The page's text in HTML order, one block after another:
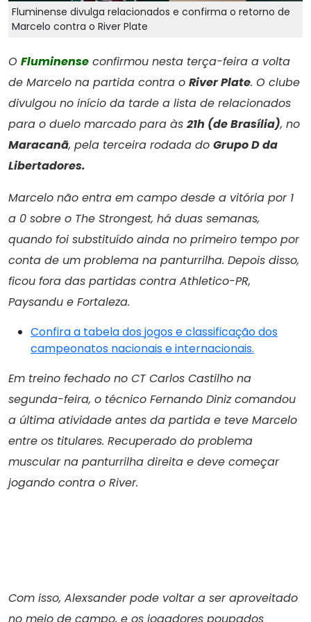
Fluminense divulga relacionados e confirma o retorno de
Marcelo contra o River Plate
O Fluminense confirmou nesta terça-feira a volta
de Marcelo na partida contra o River Plate. O clube
divulgou no início da tarde a lista de relacionados
para o duelo marcado para às 21h (de Brasília), no
Maracanã, pela terceira rodada do Grupo D da
Libertadores.
Marcelo não entra em campo desde a vitória por 1
a 0 sobre o The Strongest, há duas semanas,
quando foi substituído ainda no primeiro tempo por
conta de um problema na panturrilha. Depois disso,
ficou fora das partidas contra Athletico-PR,
Paysandu e Fortaleza.
Confira a tabela dos jogos e classificação dos
campeonatos nacionais e internacionais.
Em treino fechado no CT Carlos Castilho na
segunda-feira, o técnico Fernando Diniz comandou
a última atividade antes da partida e teve Marcelo
entre os titulares. Recuperado do problema
muscular na panturrilha direita e deve começar
jogando contra o River.
Com isso, Alexsander pode voltar a ser aproveitado
no meio de campo, e os jogadores poupados